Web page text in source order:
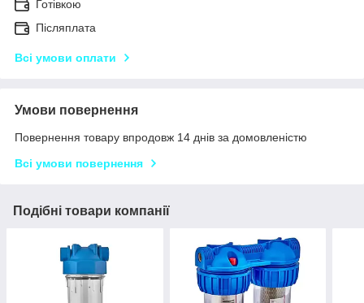
Готівкою
Післяплата
Всі умови оплати
Умови повернення
Повернення товару впродовж 14 днів за домовленістю
Всі умови повернення
Подібні товари компанії